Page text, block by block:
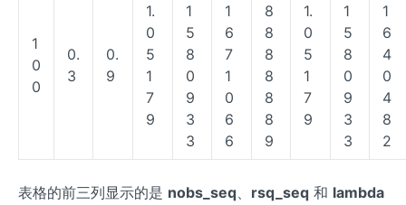
1
0
0
0.
3
0.
9
1.
0
5
1
7
9
1
5
8
0
9
3
3
1
6
7
1
0
6
6
8
8
8
8
8
8
9
1.
0
5
1
7
9
1
5
8
0
9
3
3
1
6
4
0
4
8
2
表格的前三列显示的是 nobs_seq、 rsq_seq 和 lambda